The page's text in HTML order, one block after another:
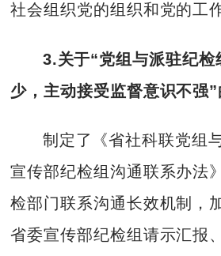
社会组织党的组织和党的工作
3.关于“党组与派驻纪检
少，主动接受监督意识不强”
制定了《省社科联党组
宣传部纪检组沟通联系办法
检部门联系沟通长效机制，
省委宣传部纪检组请示汇报